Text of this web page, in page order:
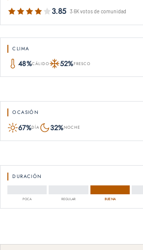
3.85 3.6K votos de comunidad
CLIMA
48%CÁLIDO 52%FRESCO
OCASIÓN
67%DÍA 32%NOCHE
DURACIÓN
POCA REGULAR BUENA